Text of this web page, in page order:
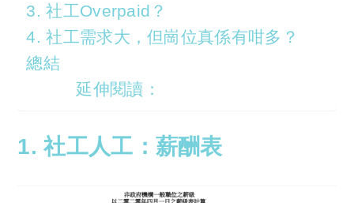
3. 社工Overpaid？
4. 社工需求大，但崗位真係有咁多？
總結
延伸閱讀：
1. 社工人工：薪酬表